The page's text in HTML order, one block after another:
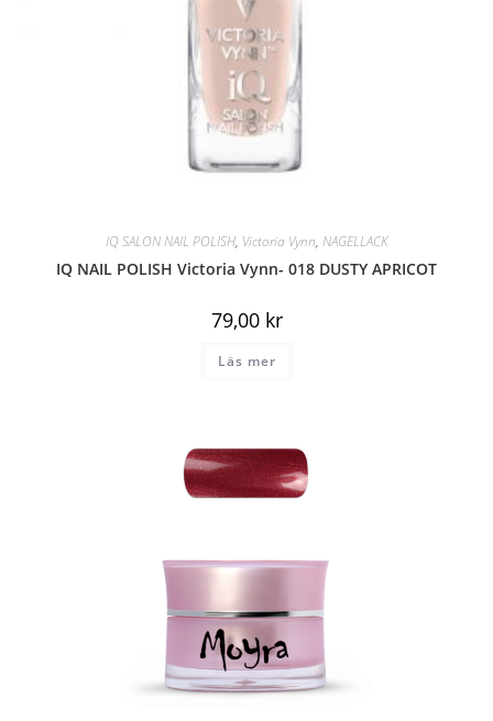
IQ SALON NAIL POLISH, Victoria Vynn, NAGELLACK
IQ NAIL POLISH Victoria Vynn- 018 DUSTY APRICOT
79,00 kr
Läs mer